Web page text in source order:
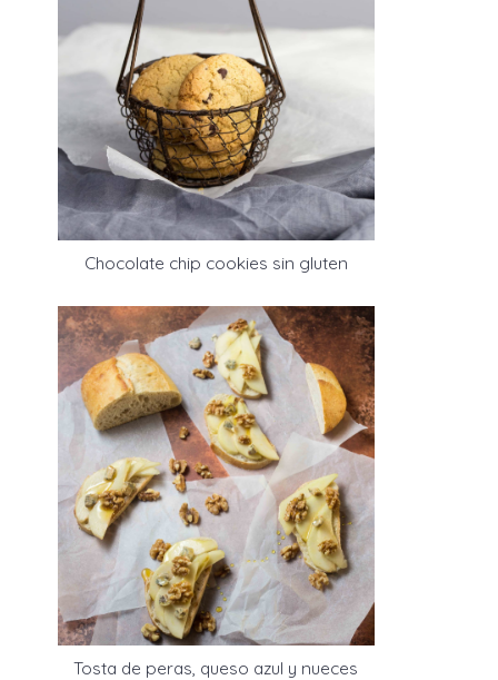
Chocolate chip cookies sin gluten
Tosta de peras, queso azul y nueces